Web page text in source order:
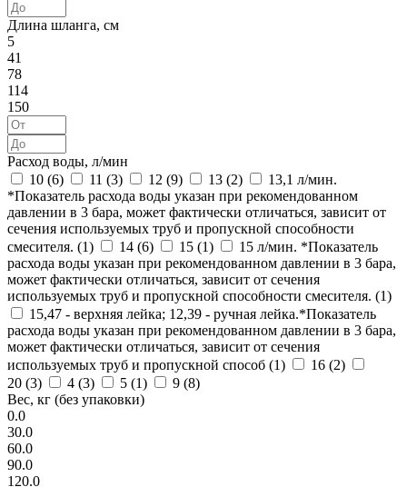
Длина шланга, см
5
41
78
114
150
Расход воды, л/мин
10 (6) 11 (3) 12 (9) 13 (2)
13,1 л/мин.
*Показатель расхода воды указан при рекомендованном
давлении в 3 бара, может фактически отличаться, зависит от
сечения используемых труб и пропускной способности
смесителя. (1) 14 (6) 15 (1)
15 л/мин. *Показатель
расхода воды указан при рекомендованном давлении в 3 бара,
может фактически отличаться, зависит от сечения
используемых труб и пропускной способности смесителя. (1)
15,47 - верхняя лейка; 12,39 - ручная лейка.*Показатель
расхода воды указан при рекомендованном давлении в 3 бара,
может фактически отличаться, зависит от сечения
используемых труб и пропускной способ (1) 16 (2)
20 (3) 4 (3) 5 (1) 9 (8)
Вес, кг (без упаковки)
0.0
30.0
60.0
90.0
120.0